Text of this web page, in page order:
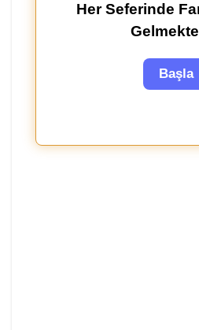
Her Seferinde